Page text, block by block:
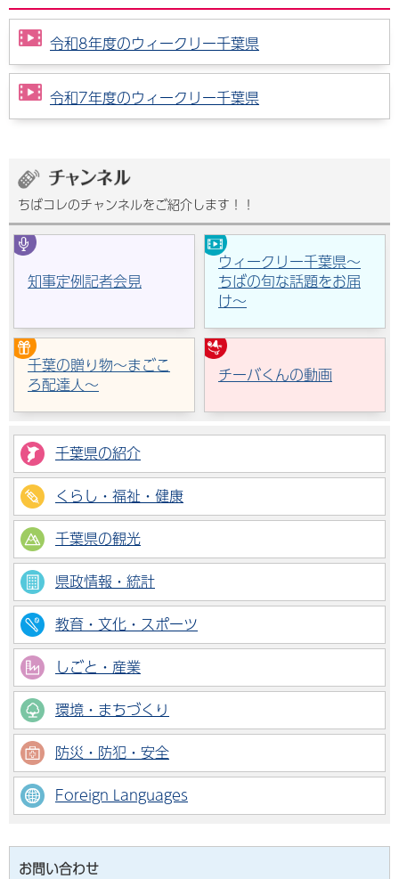
令和8年度のウィークリー千葉県
令和7年度のウィークリー千葉県
ちばコレのチャンネルをご紹介します！！
知事定例記者会見
ウィークリー千葉県～
ちばの旬な話題をお届
け～
千葉の贈り物～まごこ
ろ配達人～
チーバくんの動画
千葉県の紹介
くらし・福祉・健康
千葉県の観光
県政情報・統計
教育・文化・スポーツ
しごと・産業
環境・まちづくり
防災・防犯・安全
Foreign Languages
お問い合わせ